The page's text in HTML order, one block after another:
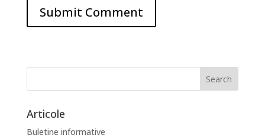
Articole
Buletine informative